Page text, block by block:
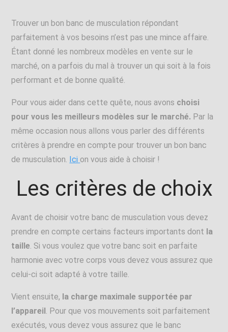
Trouver un bon banc de musculation répondant
parfaitement à vos besoins n’est pas une mince affaire.
Étant donné les nombreux modèles en vente sur le
marché, on a parfois du mal à trouver un qui soit à la fois
performant et de bonne qualité.
Pour vous aider dans cette quête, nous avons choisi
pour vous les meilleurs modèles sur le marché. Par la
même occasion nous allons vous parler des différents
critères à prendre en compte pour trouver un bon banc
de musculation. Ici on vous aide à choisir !
Les critères de choix
Avant de choisir votre banc de musculation vous devez
prendre en compte certains facteurs importants dont la
taille. Si vous voulez que votre banc soit en parfaite
harmonie avec votre corps vous devez vous assurez que
celui-ci soit adapté à votre taille.
Vient ensuite, la charge maximale supportée par
l’appareil. Pour que vos mouvements soit parfaitement
exécutés, vous devez vous assurez que le banc